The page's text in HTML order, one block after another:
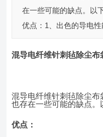
在一些可能的缺点。以
优点：1、出色的导电
混导电纤维针刺毡除尘布
混导电纤维针刺毡除尘
也存在一些可能的缺点。
优点：